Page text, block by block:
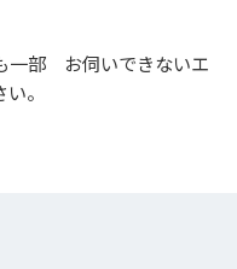
一部 お伺いできないエ
。